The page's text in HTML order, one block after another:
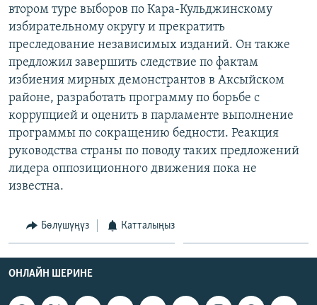
втором туре выборов по Кара-Кульджинскому
избирательному округу и прекратить
преследование независимых изданий. Он также
предложил завершить следствие по фактам
избиения мирных демонстрантов в Аксыйском
районе, разработать программу по борьбе с
коррупцией и оценить в парламенте выполнение
программы по сокращению бедности. Реакция
руководства страны по поводу таких предложений
лидера оппозиционного движения пока не
известна.
Бөлүшүңүз Катталыңыз
ОНЛАЙН ШЕРИНЕ